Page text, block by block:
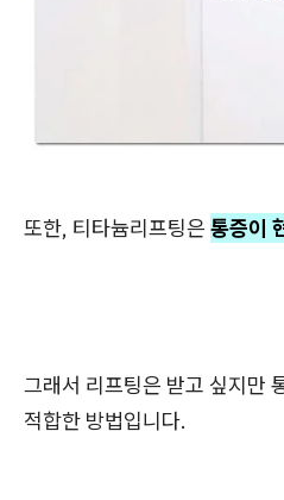
또한, 티타늄리프팅은 통증이
그래서 리프팅은 받고 싶지만
적합한 방법입니다.